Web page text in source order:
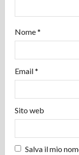
c
o
l
o
Nome*
Email*
Sito web
Salva il mio